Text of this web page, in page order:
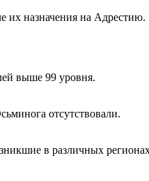
их назначения на Адрестию.
выше 99 уровня.
отсутствовали.
в различных